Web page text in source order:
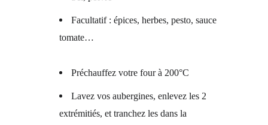
Facultatif : épices, herbes, pesto, sauce
tomate…
Préchauffez votre four à 200°C
Lavez vos aubergines, enlevez les 2
extrémitiés, et tranchez les dans la